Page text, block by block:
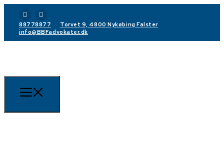
88778877
Torvet 9, 4800 Nykøbing Falster
info@BBFadvokater.dk